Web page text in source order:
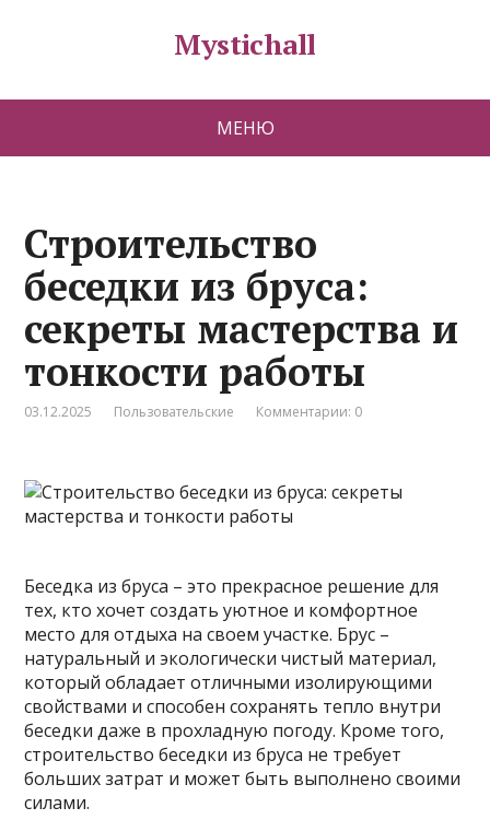
Mystichall
МЕНЮ
Строительство
беседки из бруса:
секреты мастерства и
тонкости работы
03.12.2025 Пользовательские Комментарии: 0
Беседка из бруса – это прекрасное решение для
тех, кто хочет создать уютное и комфортное
место для отдыха на своем участке. Брус –
натуральный и экологически чистый материал,
который обладает отличными изолирующими
свойствами и способен сохранять тепло внутри
беседкидаже в прохладную погоду. Кроме того,
строительство беседки из бруса не требует
больших затрат и может быть выполнено своими
силами.